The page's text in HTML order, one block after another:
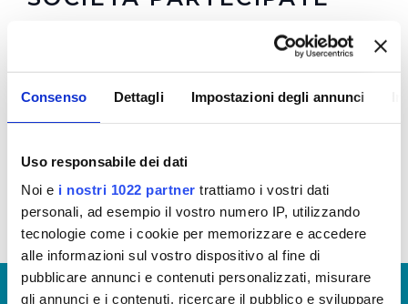
Consenso Dettagli Impostazioni degli annunci
Uso responsabile dei dati
Noi e i nostri 1022 partner trattiamo i vostri dati
personali, ad esempio il vostro numero IP, utilizzando
tecnologie come i cookie per memorizzare e accedere
alle informazioni sul vostro dispositivo al fine di
pubblicare annunci e contenuti personalizzati, misurare
gli annunci e i contenuti, ricercare il pubblico e sviluppare
Water Right and Energy Foundation
Tiforma S.R.L.
Aquaser srl
© Copyright 2017 - 2026
GLOSSARIO